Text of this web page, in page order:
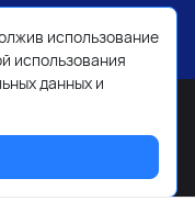
наReadyScript
использование
использования
данных и